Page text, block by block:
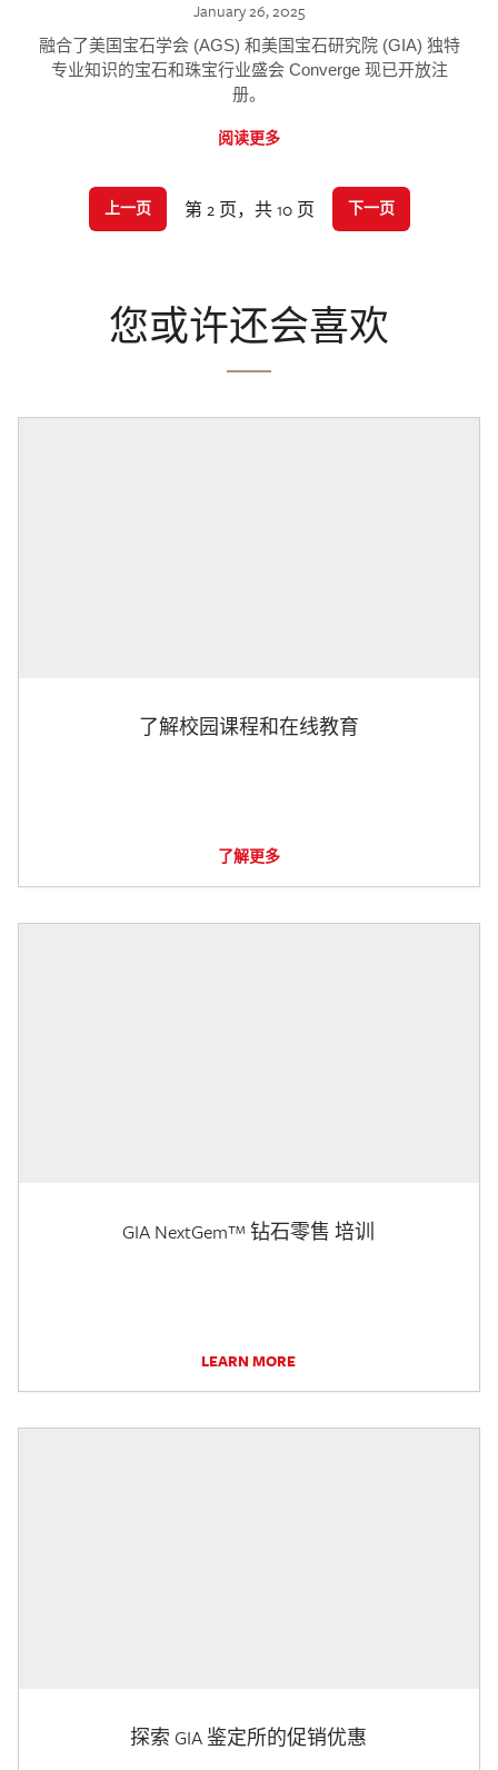
January 26, 2025
融合了美国宝石学会 (AGS) 和美国宝石研究院 (GIA) 独特
专业知识的宝石和珠宝行业盛会 Converge 现已开放注
册。
阅读更多
上一页 第 2 页，共 10 页 下一页
您或许还会喜欢
了解校园课程和在线教育
了解更多
GIA NextGem™ 钻石零售 培训
LEARN MORE
探索 GIA 鉴定所的促销优惠